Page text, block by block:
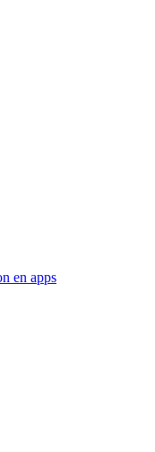
en apps